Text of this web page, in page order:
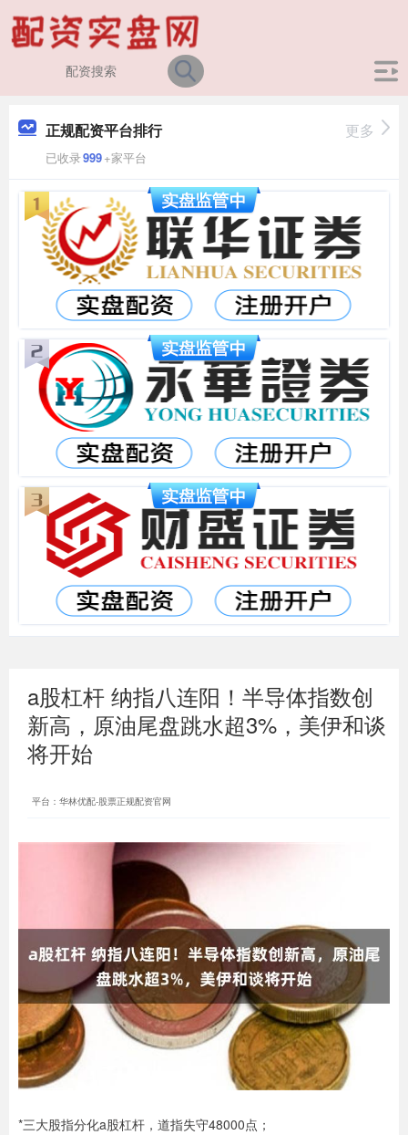
正规配资平台排行
已收录999+家平台
更多
a股杠杆 纳指八连阳！半导体指数创
新高，原油尾盘跳水超3%，美伊和谈
将开始
平台：华林优配-股票正规配资官网
*三大股指分化a股杠杆，道指失守48000点；